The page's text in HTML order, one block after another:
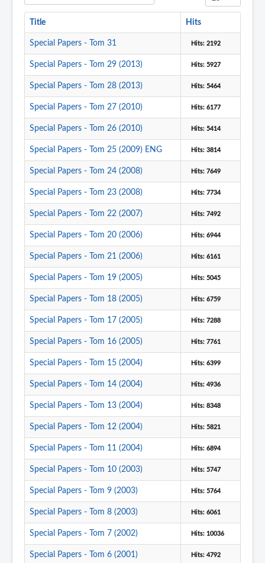
Title Hits
Special Papers - Tom 31 Hits: 2192
Special Papers - Tom 29 (2013) Hits: 5927
Special Papers - Tom 28 (2013) Hits: 5464
Special Papers - Tom 27 (2010) Hits: 6177
Special Papers - Tom 26 (2010) Hits: 5414
Special Papers - Tom 25 (2009) ENG Hits: 3814
Special Papers - Tom 24 (2008) Hits: 7649
Special Papers - Tom 23 (2008) Hits: 7734
Special Papers - Tom 22 (2007) Hits: 7492
Special Papers - Tom 20 (2006) Hits: 6944
Special Papers - Tom 21 (2006) Hits: 6161
Special Papers - Tom 19 (2005) Hits: 5045
Special Papers - Tom 18 (2005) Hits: 6759
Special Papers - Tom 17 (2005) Hits: 7288
Special Papers - Tom 16 (2005) Hits: 7761
Special Papers - Tom 15 (2004) Hits: 6399
Special Papers - Tom 14 (2004) Hits: 4936
Special Papers - Tom 13 (2004) Hits: 8348
Special Papers - Tom 12 (2004) Hits: 5821
Special Papers - Tom 11 (2004) Hits: 6894
Special Papers - Tom 10 (2003) Hits: 5747
Special Papers - Tom 9 (2003) Hits: 5764
Special Papers - Tom 8 (2003) Hits: 6061
Special Papers - Tom 7 (2002) Hits: 10036
Special Papers - Tom 6 (2001) Hits: 4792